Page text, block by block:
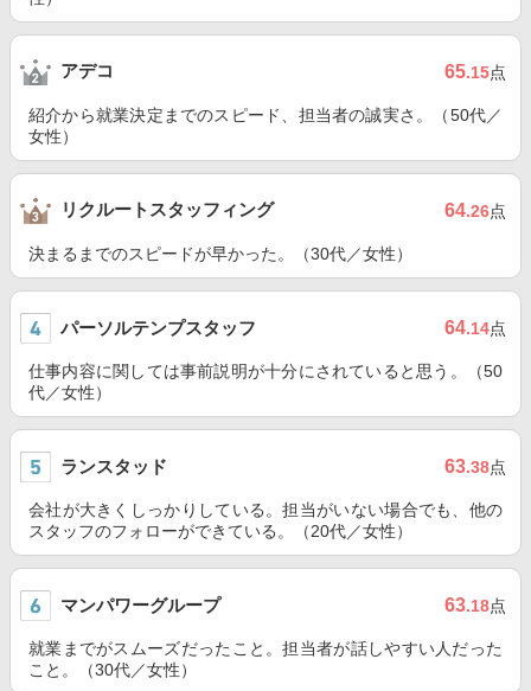
アデコ 65.15点
紹介から就業決定までのスピード、担当者の誠実さ。（50代／
女性）
リクルートスタッフィング 64.26点
決まるまでのスピードが早かった。（30代／女性）
パーソルテンプスタッフ 64.14点
仕事内容に関しては事前説明が十分にされていると思う。（50
代／女性）
ランスタッド 63.38点
会社が大きくしっかりしている。担当がいない場合でも、他の
スタッフのフォローができている。（20代／女性）
マンパワーグループ 63.18点
就業までがスムーズだったこと。担当者が話しやすい人だった
こと。（30代／女性）